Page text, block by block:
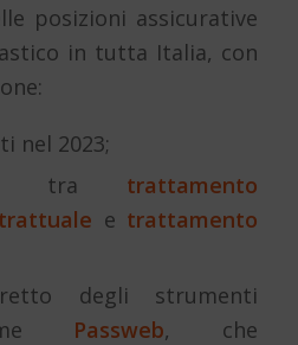
posizioni assicurative
in tutta Italia, con
nel 2023;
tra trattamento
e trattamento
degli strumenti
Passweb, che